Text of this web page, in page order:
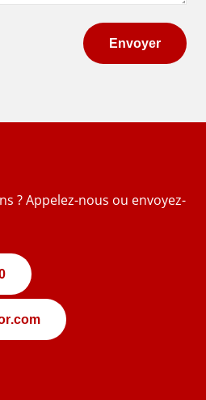
? Appelez-nous ou envoyez-